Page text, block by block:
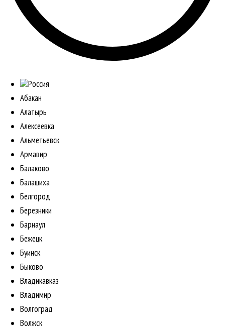
Россия
Абакан
Алатырь
Алексеевка
Альметьевск
Армавир
Балаково
Балашиха
Белгород
Березники
Барнаул
Бежецк
Буинск
Быково
Владикавказ
Владимир
Волгоград
Волжск